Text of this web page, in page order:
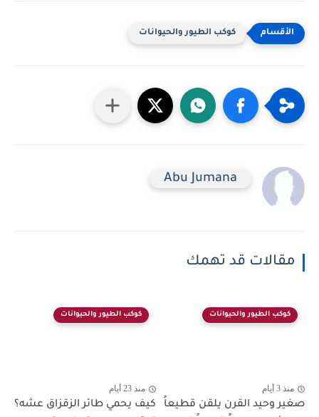
كوكب الطيور والحيوانات
Abu Jumana
مقالات قد تهمك
كوكب الطيور والحيوانات
منذ 3 أيام
صغير وحيد القرن يلقن قطيعاً
كوكب الطيور والحيوانات
منذ 23 أيام
كيف يحمي طائر الزقزاق عشه؟